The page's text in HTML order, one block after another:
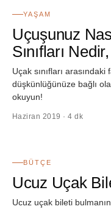
YAŞAM
Uçuşunuz
Sınıfları
Uçak sınıfları
düşkünlüğünüze bağlı
okuyun!
Haziran 2019 · 4 dk
BÜTÇE
Ucuz Uçak
Ucuz uçak bileti